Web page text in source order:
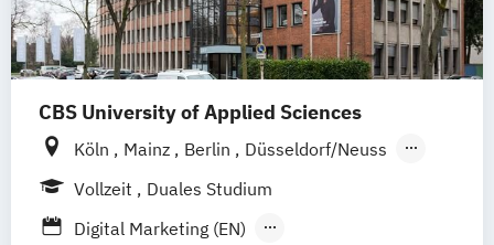
CBS University of Applied Sciences
Köln Mainz Berlin
Düsseldorf/Neuss
Solingen
Hamburg Rheine
Vollzeit
Duales Studium
Digital Marketing (EN)